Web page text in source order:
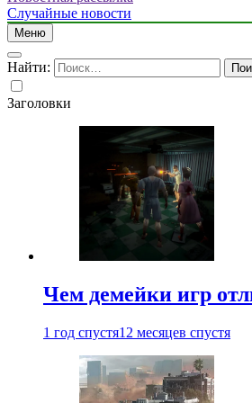
Случайные новости
Меню
Найти:
Заголовки
Чем демейки игр
1 год спустя12 месяцев спустя